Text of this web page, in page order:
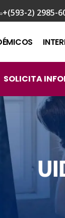
+(593-2) 2985-
SOLICITA